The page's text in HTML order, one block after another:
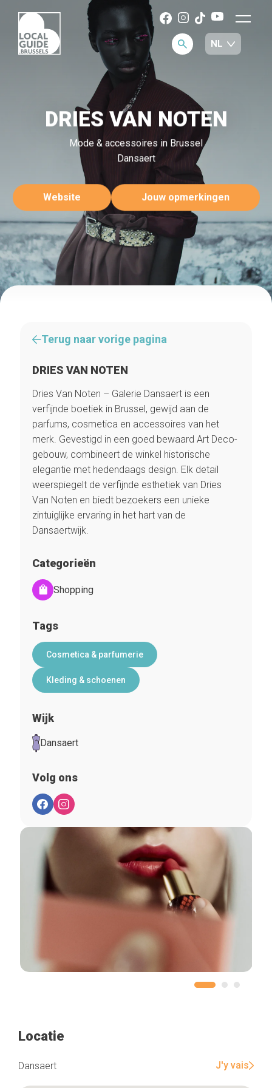
DRIES VAN NOTEN
Mode & accessoires in Brussel
Dansaert
Website Jouw opmerkingen
Terug naar vorige pagina
DRIES VAN NOTEN
Dries Van Noten – Galerie Dansaert is een
verfijnde boetiek in Brussel, gewijd aan de
parfums, cosmetica en accessoires van het
merk. Gevestigd in een goed bewaard Art Deco-
gebouw, combineert de winkel historische
elegantie met hedendaags design. Elk detail
weerspiegelt de verfijnde esthetiek van Dries
Van Noten en biedt bezoekers een unieke
zintuiglijke ervaring in het hart van de
Dansaertwijk.
Categorieën
Shopping
Tags
Cosmetica & parfumerie
Kleding & schoenen
Wijk
Dansaert
Volg ons
Locatie
Dansaert J'y vais